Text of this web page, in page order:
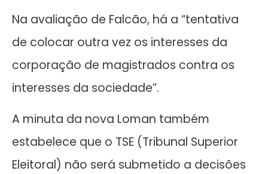
Na avaliação de Falcão, há a “tentativa
de colocar outra vez os interesses da
corporação de magistrados contra os
interesses da sociedade”.
A minuta da nova Loman também
estabelece que o TSE (Tribunal Superior
Eleitoral) não será submetido a decisões